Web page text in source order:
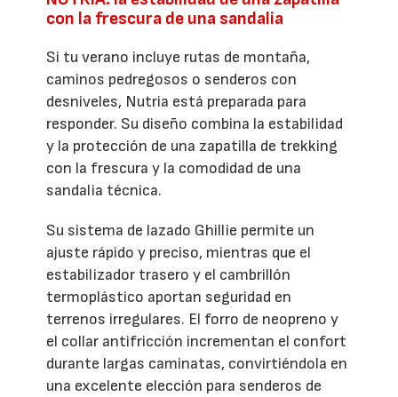
con la frescura de una sandalia
Si tu verano incluye rutas de montaña,
caminos pedregosos o senderos con
desniveles, Nutria está preparada para
responder. Su diseño combina la estabilidad
y la protección de una zapatilla de trekking
con la frescura y la comodidad de una
sandalia técnica.
Su sistema de lazado Ghillie permite un
ajuste rápido y preciso, mientras que el
estabilizador trasero y el cambrillón
termoplástico aportan seguridad en
terrenos irregulares. El forro de neopreno y
el collar antifricción incrementan el confort
durante largas caminatas, convirtiéndola en
una excelente elección para senderos de